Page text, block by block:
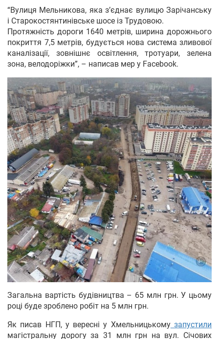
“Вулиця Мельникова, яка з’єднає вулицю Зарічанську
і Старокостянтинівське шосе із Трудовою.
Протяжність дороги 1640 метрів, ширина дорожнього
покриття 7,5 метрів, будується нова система зливової
каналізації, зовнішнє освітлення, тротуари, зелена
зона, велодоріжки”, – написав мер у Facebook.
Загальна вартість будівництва – 65 млн грн. У цьому
році буде зроблено робіт на 5 млн грн.
Як писав НГП, у вересні у Хмельницькомузапустили
магістральну дорогу за 31 млн грн на вул. Січових